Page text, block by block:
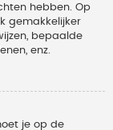
hebben. Op
gemakkelijker
bepaalde
enz.
je op de